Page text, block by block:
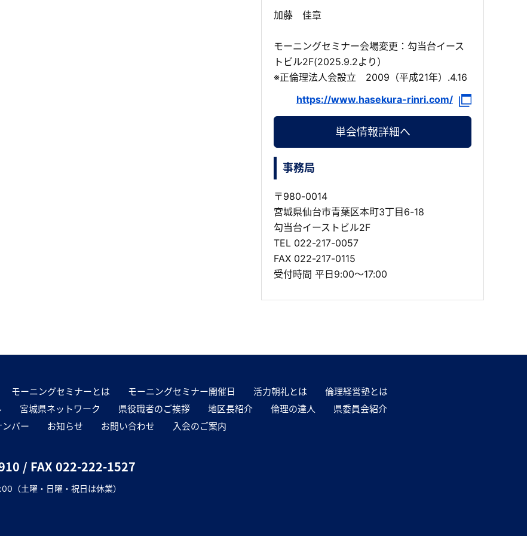
加藤 佳章
モーニングセミナー会場変更：勾当台イース
トビル2F(2025.9.2より）
※正倫理法人会設立 2009（平成21年）.4.16
https://www.hasekura-rinri.com/
単会情報詳細へ
事務局
〒980-0014
宮城県仙台市青葉区本町3丁目6-18
勾当台イーストビル2F
TEL 022-217-0057
FAX 022-217-0115
受付時間 平日9:00～17:00
モーニングセミナーとは モーニングセミナー開催日 活力朝礼とは
倫理経営塾とは
宮城県ネットワーク 県役職者のご挨拶 地区長紹介 倫理の達人
県委員会紹介
バー
お知らせ お問い合わせ 入会のご案内
/ FAX 022-222-1527
（土曜・日曜・祝日は休業）